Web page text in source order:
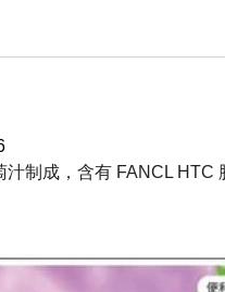
制成，含有 FANCL HTC